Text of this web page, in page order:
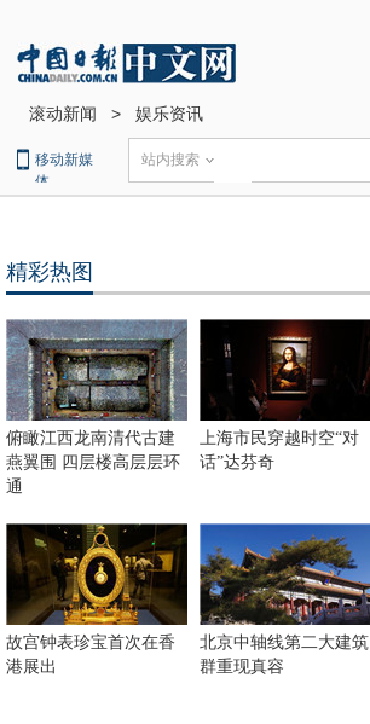
滚动新闻 > 娱乐资讯
移动新媒
体
站内搜索
精彩热图
俯瞰江西龙南清代古建
燕翼围 四层楼高层层环
通
上海市民穿越时空“对
话”达芬奇
故宫钟表珍宝首次在香
港展出
北京中轴线第二大建筑
群重现真容